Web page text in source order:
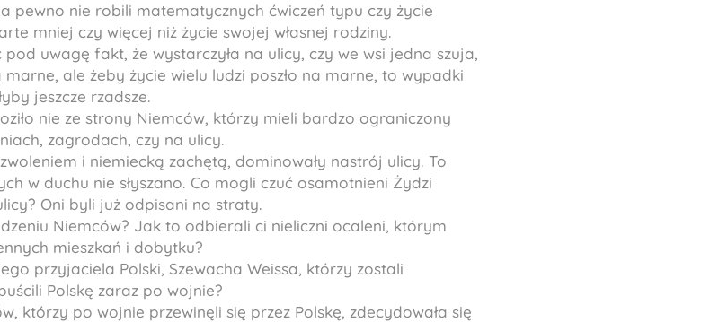
pewno nie robili matematycznych ćwiczeń typu czy życie
mniej czy więcej niż życie swojej własnej rodziny.
uwagę fakt, że wystarczyła na ulicy, czy we wsi jedna szuja,
marne, ale żeby życie wielu ludzi poszło na marne, to wypadki
jeszcze rzadsze.
nie ze strony Niemców, którzy mieli bardzo ograniczony
zagrodach, czy na ulicy.
i niemiecką zachętą, dominowały nastrój ulicy. To
w duchu nie słyszano. Co mogli czuć osamotnieni Żydzi
Oni byli już odpisani na straty.
Niemców? Jak to odbierali ci nieliczni ocaleni, którym
mieszkań i dobytku?
przyjaciela Polski, Szewacha Weissa, którzy zostali
Polskę zaraz po wojnie?
którzy po wojnie przewinęli się przez Polskę, zdecydowała się